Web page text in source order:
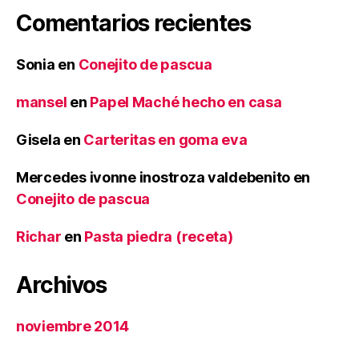
Comentarios recientes
Sonia en Conejito de pascua
mansel en Papel Maché hecho en casa
Gisela en Carteritas en goma eva
Mercedes ivonne inostroza valdebenito en
Conejito de pascua
Richar en Pasta piedra (receta)
Archivos
noviembre 2014